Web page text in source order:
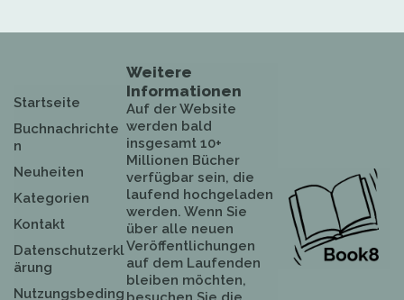
Startseite
Buchnachrichte
n
Neuheiten
Kategorien
Kontakt
Datenschutzerkl
ärung
Nutzungsbeding
Weitere
Informationen
Auf der Website
werden bald
insgesamt 10+
Millionen Bücher
verfügbar sein, die
laufend hochgeladen
werden. Wenn Sie
über alle neuen
Veröffentlichungen
auf dem Laufenden
bleiben möchten,